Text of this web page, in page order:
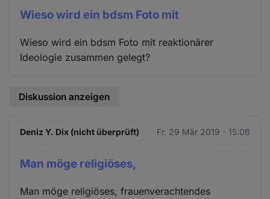
Wieso wird ein bdsm Foto mit
Wieso wird ein bdsm Foto mit reaktionärer
Ideologie zusammen gelegt?
Diskussion anzeigen
Deniz Y. Dix (nicht überprüft) Fr. 29 Mär 2019 - 15:06
Man möge religiöses,
Man möge religiöses, frauenverachtendes